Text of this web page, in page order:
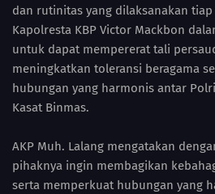
dan rutinitas yang dilaksanakan
Kapolresta KBP Victor Mackbon
untuk dapat mempererat tali
meningkatkan toleransi beragama
hubungan yang harmonis antar
Kasat Binmas.
AKP Muh. Lalang mengatakan
pihaknya ingin membagikan
serta memperkuat hubungan yang